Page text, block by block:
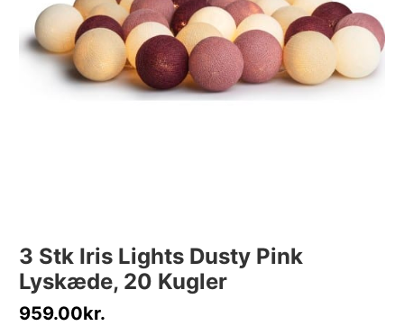
3 Stk Iris Lights Dusty Pink
Lyskæde, 20 Kugler
959.00kr.